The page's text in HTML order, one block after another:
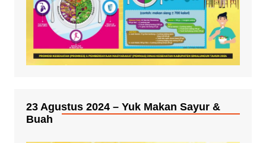
23 Agustus 2024 – Yuk Makan Sayur &
Buah